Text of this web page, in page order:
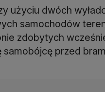
użyciu dwóch
samochodów
zdobytych
przed